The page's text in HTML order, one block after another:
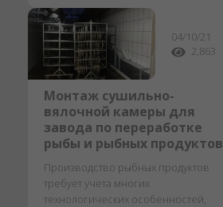
04/10/21
2,863
Монтаж сушильно-
вялочной камеры для
завода по переработке
рыбы и рыбных продуктов
Производство рыбных продуктов
требует учета многих
технологических особенностей,